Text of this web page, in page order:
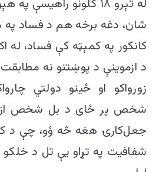
له تېرو ۱۸ کلونو
شان، دغه برخه هم د فساد په
کانکور په کمېټه کې فساد، له
د ازموینې د پوښتنو نه
زورواکو او ځینو دولتي
شخص پر ځای د بل شخص
جعل‌کارۍ هغه څه ؤو، چې د
شفافیت په تړاو يې تل د